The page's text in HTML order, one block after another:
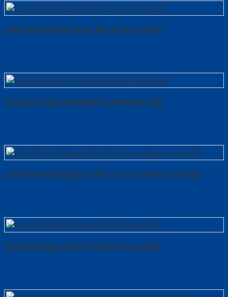
Cửa Thép Chống Cháy 2P van Gỗ-a-SGD
Cửa Gỗ Chống Cháy MDF Laminate-SGD
Cửa Thép Chống Cháy 2P 2 tay co thuy luc-a-SGD
Cửa Gỗ Chống Cháy 2P Sơn Xám-a-SGD